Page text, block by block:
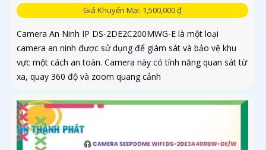
Giá Khuyến Mại: 1,500,000 ₫
Camera An Ninh IP DS-2DE2C200MWG-E là một loại
camera an ninh được sử dụng để giám sát và bảo vệ khu
vực một cách an toàn. Camera này có tính năng quan sát từ
xa, quay 360 độ và zoom quang cảnh